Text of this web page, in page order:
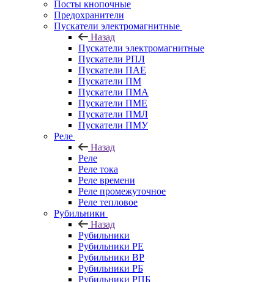
Посты кнопочные
Предохранители
Пускатели электромагнитные
Назад
Пускатели электромагнитные
Пускатели РПЛ
Пускатели ПАЕ
Пускатели ПМ
Пускатели ПМА
Пускатели ПМЕ
Пускатели ПМЛ
Пускатели ПМУ
Реле
Назад
Реле
Реле тока
Реле времени
Реле промежуточное
Реле тепловое
Рубильники
Назад
Рубильники
Рубильники РЕ
Рубильники ВР
Рубильники РБ
Рубильники РПБ